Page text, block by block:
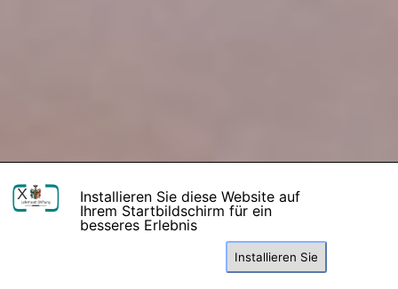
Installieren Sie diese Website auf
Ihrem Startbildschirm für ein
besseres Erlebnis
Installieren Sie
X